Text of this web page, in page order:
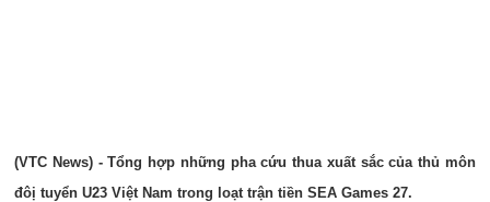
(VTC News) - Tổng hợp những pha cứu thua xuất sắc của thủ môn
đôị tuyển U23 Việt Nam trong loạt trận tiền SEA Games 27.